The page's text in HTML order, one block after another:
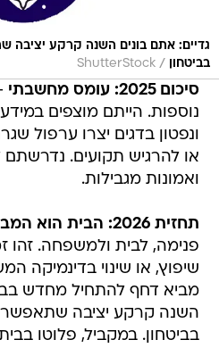
גדיים: אתם בונים השנה קרקע יציבה
בביטחון
/
ShutterStock
סיכום 2025: עומס מחשבתי
נוספות. הייתם מוצפים
ונפטון בדגים יצרו ערפול
או להרגיש תקועים.
ואמונות מגבילות.
תחזית 2026: הבית הוא המבצר
פנימה, לבית ולמשפחה. זהו
שיפוץ, או שינוי בדינמיקה
מביא דחף להתחיל מחדש
השנה קרקע יציבה
בביטחון. במקביל, פלוטו